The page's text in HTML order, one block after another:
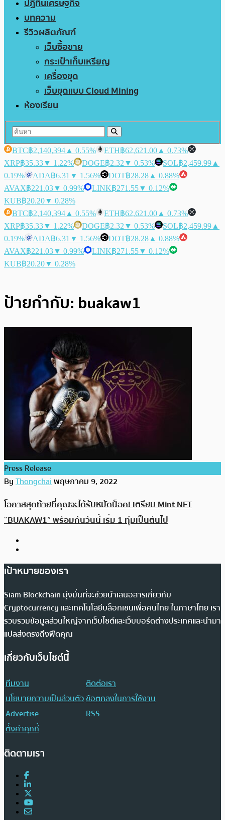
ปฏิทินเศรษฐกิจ
บทความ
รีวิวผลิตภัณฑ์
เว็บซื้อขาย
กระเป๋าเก็บเหรียญ
เครื่องขุด
เว็บขุดแบบ Cloud Mining
ห้องเรียน
BTC฿2,140,394 ▲ 0.55% ETH฿62,621.00 ▲ 0.73%
XRP฿35.33▼ 1.22% DOGE฿2.32 ▼ 0.53% SOL฿2,459.99 ▲
0.19%
ADA฿6.31 ▼ 1.56% DOT฿28.28 ▲ 0.88%
AVAX฿221.03▼ 0.99% LINK฿271.55▼ 0.12%
KUB฿20.20▼ 0.28%
BTC฿2,140,394 ▲ 0.55% ETH฿62,621.00 ▲ 0.73%
XRP฿35.33▼ 1.22% DOGE฿2.32 ▼ 0.53% SOL฿2,459.99 ▲
0.19%
ADA฿6.31 ▼ 1.56% DOT฿28.28 ▲ 0.88%
AVAX฿221.03▼ 0.99% LINK฿271.55▼ 0.12%
KUB฿20.20▼ 0.28%
ป้ายกำกับ: buakaw1
Press Release
ByThongchaiพฤษภาคม 9, 2022
โอกาสสุดท้ายที่คุณจะได้รับหมัดน็อค! เตรียม Mint NFT
“BUAKAW1” พร้อมกันวันนี้ เริ่ม 1 ทุ่มเป็นต้นไป
เป้าหมายของเรา
Siam Blockchain มุ่งมั่นที่จะช่วยนำเสนอสารเกี่ยวกับ
Cryptocurrency และเทคโนโลยีบล็อกเชนเพื่อคนไทย ในภาษาไทย เรา
รวบรวมข้อมูลส่วนใหญ่จากเว็บไซต์และเว็บบอร์ดต่างประเทศและนำมา
แปลส่งตรงถึงฟีดคุณ
เกี่ยวกับเว็บไซต์นี้
ทีมงาน
ติดต่อเรา
นโยบายความเป็นส่วนตัวข้อตกลงในการใช้งาน
Advertise
RSS
ตั้งค่าคุกกี้
ติดตามเรา